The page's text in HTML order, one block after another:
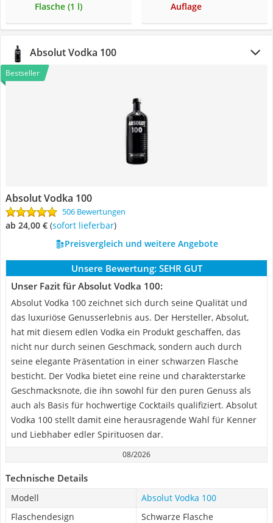
Flasche (1 l)
Auflage
Absolut Vodka 100
Bestseller
Absolut Vodka 100
506 Bewertungen
ab 24,00 € ( Sofort lieferbar)
Preisvergleich und weitere Angebote
Unsere Bewertung: SEHR GUT
Unser Fazit für Absolut Vodka 100:
Absolut Vodka 100 zeichnet sich durch seine Qualität und
das luxuriöse Genusserlebnis aus. Der Hersteller, Absolut,
hat mit diesem edlen Vodka ein Produkt geschaffen, das
nicht nur durch seinen Geschmack, sondern auch durch
seine elegante Präsentation in einer schwarzen Flasche
besticht. Der Vodka bietet eine reine und charakterstarke
Geschmacksnote, die ihn sowohl für den puren Genuss als
auch als Basis für hochwertige Cocktails qualifiziert. Absolut
Vodka 100 stellt damit eine herausragende Wahl für Kenner
und Liebhaber edler Spirituosen dar.
08/2026
Technische Details
Modell
Absolut Vodka 100
Flaschendesign
Schwarze Flasche